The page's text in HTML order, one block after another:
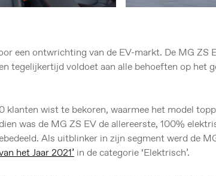
een ontwrichting van de EV-markt. De MG ZS
tegelijkertijd voldoet aan alle behoeften op het
klanten wist te bekoren, waarmee het model
was de MG ZS EV de allereerste, 100%
Als uitblinker in zijn segment werd de
het Jaar 2021’ in de categorie ‘Elektrisch’.